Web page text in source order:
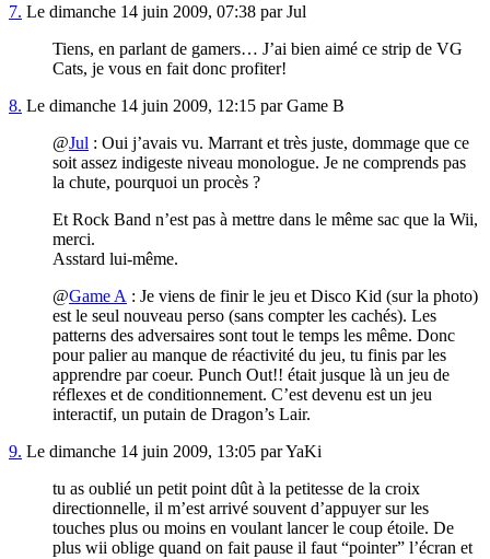
7. Le dimanche 14 juin 2009, 07:38 par Jul
Tiens, en parlant de gamers… J’ai bien aimé ce strip de VG
Cats, je vous en fait donc profiter!
8. Le dimanche 14 juin 2009, 12:15 par Game B
@Jul : Oui j’avais vu. Marrant et très juste, dommage que ce
soit assez indigeste niveau monologue. Je ne comprends pas
la chute, pourquoi un procès ?
Et Rock Band n’est pas à mettre dans le même sac que la Wii,
merci.
Asstard lui-même.
@Game A : Je viens de finir le jeu et Disco Kid (sur la photo)
est le seul nouveau perso (sans compter les cachés). Les
patterns des adversaires sont tout le temps les même. Donc
pour palier au manque de réactivité du jeu, tu finis par les
apprendre par coeur. Punch Out!! était jusque là un jeu de
réflexes et de conditionnement. C’est devenu est un jeu
interactif, un putain de Dragon’s Lair.
9. Le dimanche 14 juin 2009, 13:05 par YaKi
tu as oublié un petit point dût à la petitesse de la croix
directionnelle, il m’est arrivé souvent d’appuyer sur les
touches plus ou moins en voulant lancer le coup étoile. De
plus wii oblige quand on fait pause il faut “pointer” l’écran et